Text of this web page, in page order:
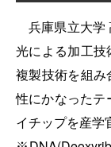
兵庫県立大学
光による加工
複製技術を組
性にかなったテ
イチップを産学